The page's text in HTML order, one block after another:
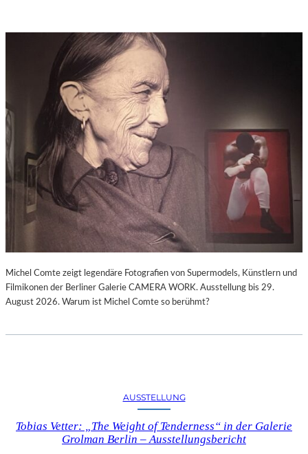
Michel Comte zeigt legendäre Fotografien von Supermodels, Künstlern und
Filmikonen der Berliner Galerie CAMERA WORK. Ausstellung bis 29.
August 2026. Warum ist Michel Comte so berühmt?
AUSSTELLUNG
Tobias Vetter: „The Weight of Tenderness“ in der Galerie
Grolman Berlin – Ausstellungsbericht